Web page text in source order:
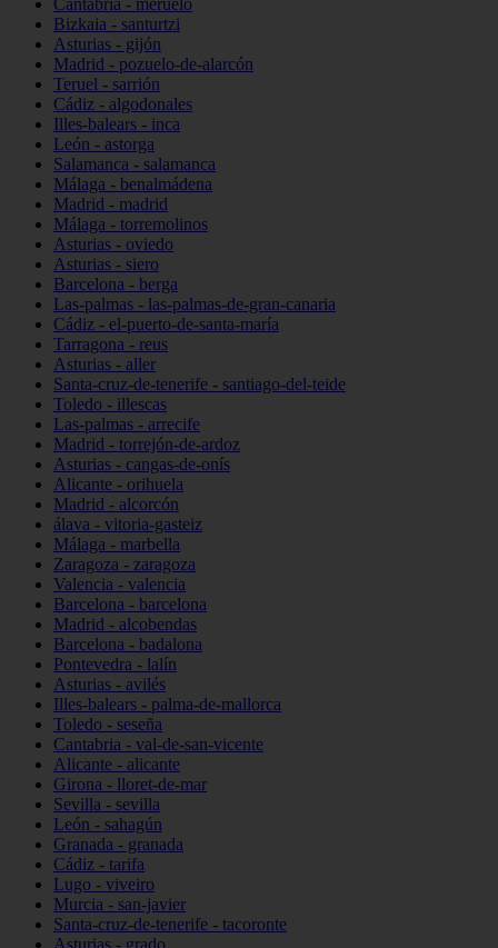
Cantabria - meruelo
Bizkaia - santurtzi
Asturias - gijón
Madrid - pozuelo-de-alarcón
Teruel - sarrión
Cádiz - algodonales
Illes-balears - inca
León - astorga
Salamanca - salamanca
Málaga - benalmádena
Madrid - madrid
Málaga - torremolinos
Asturias - oviedo
Asturias - siero
Barcelona - berga
Las-palmas - las-palmas-de-gran-canaria
Cádiz - el-puerto-de-santa-maría
Tarragona - reus
Asturias - aller
Santa-cruz-de-tenerife - santiago-del-teide
Toledo - illescas
Las-palmas - arrecife
Madrid - torrejón-de-ardoz
Asturias - cangas-de-onís
Alicante - orihuela
Madrid - alcorcón
álava - vitoria-gasteiz
Málaga - marbella
Zaragoza - zaragoza
Valencia - valencia
Barcelona - barcelona
Madrid - alcobendas
Barcelona - badalona
Pontevedra - lalín
Asturias - avilés
Illes-balears - palma-de-mallorca
Toledo - seseña
Cantabria - val-de-san-vicente
Alicante - alicante
Girona - lloret-de-mar
Sevilla - sevilla
León - sahagún
Granada - granada
Cádiz - tarifa
Lugo - viveiro
Murcia - san-javier
Santa-cruz-de-tenerife - tacoronte
Asturias - grado